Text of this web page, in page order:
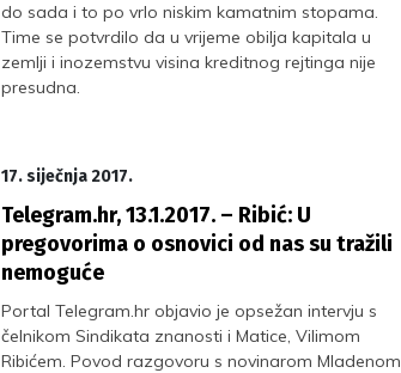
do sada i to po vrlo niskim kamatnim stopama.
Time se potvrdilo da u vrijeme obilja kapitala u
zemlji i inozemstvu visina kreditnog rejtinga nije
presudna.
17. siječnja 2017.
Telegram.hr, 13.1.2017. – Ribić: U
pregovorima o osnovici od nas su tražili
nemoguće
Portal Telegram.hr objavio je opsežan intervju s
čelnikom Sindikata znanosti i Matice, Vilimom
Ribićem. Povod razgovoru s novinarom Mladenom